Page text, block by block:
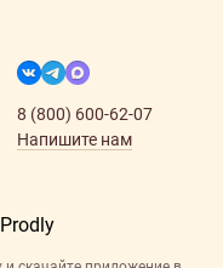
8 (800) 600-62-07
Напишите нам